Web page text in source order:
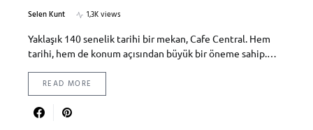
Selen Kunt
1,3K views
Yaklaşık 140 senelik tarihi bir mekan, Cafe Central. Hem
tarihi, hem de konum açısından büyük bir öneme sahip.…
READ MORE